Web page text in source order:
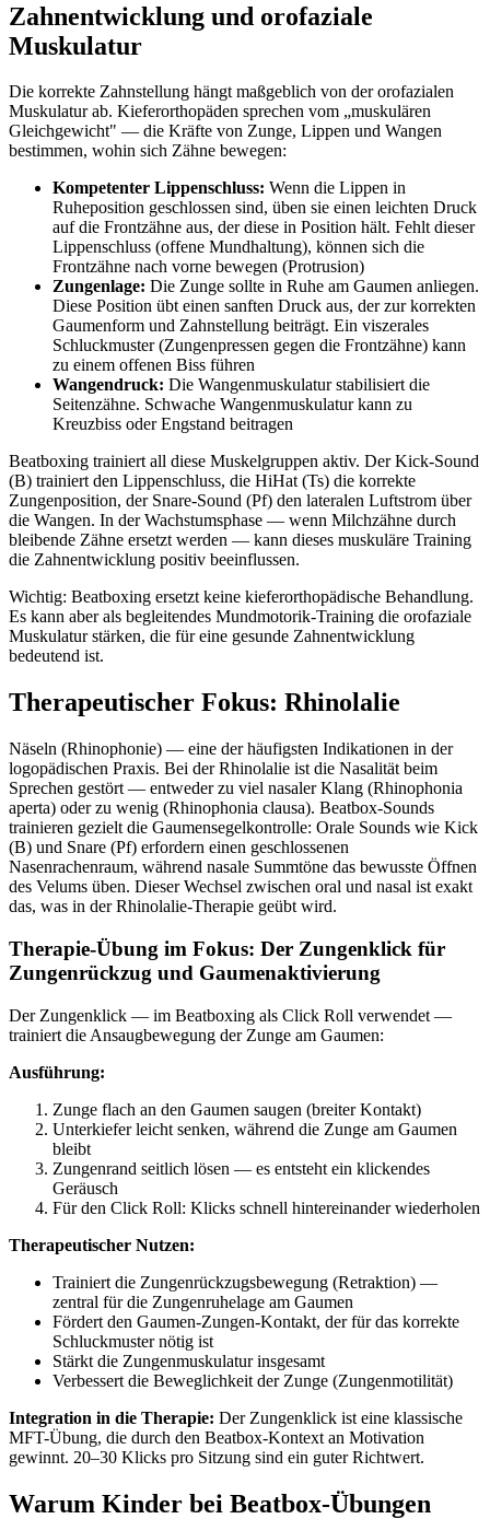
Zahnentwicklung und orofaziale
Muskulatur
Die korrekte Zahnstellung hängt maßgeblich von der orofazialen
Muskulatur ab. Kieferorthopäden sprechen vom „muskulären
Gleichgewicht" — die Kräfte von Zunge, Lippen und Wangen
bestimmen, wohin sich Zähne bewegen:
Kompetenter Lippenschluss: Wenn die Lippen in
Ruheposition geschlossen sind, üben sie einen leichten Druck
auf die Frontzähne aus, der diese in Position hält. Fehlt dieser
Lippenschluss (offene Mundhaltung), können sich die
Frontzähne nach vorne bewegen (Protrusion)
Zungenlage: Die Zunge sollte in Ruhe am Gaumen anliegen.
Diese Position übt einen sanften Druck aus, der zur korrekten
Gaumenform und Zahnstellung beiträgt. Ein viszerales
Schluckmuster (Zungenpressen gegen die Frontzähne) kann
zu einem offenen Biss führen
Wangendruck: Die Wangenmuskulatur stabilisiert die
Seitenzähne. Schwache Wangenmuskulatur kann zu
Kreuzbiss oder Engstand beitragen
Beatboxing trainiert all diese Muskelgruppen aktiv. Der Kick-Sound
(B) trainiert den Lippenschluss, die HiHat (Ts) die korrekte
Zungenposition, der Snare-Sound (Pf) den lateralen Luftstrom über
die Wangen. In der Wachstumsphase — wenn Milchzähne durch
bleibende Zähne ersetzt werden — kann dieses muskuläre Training
die Zahnentwicklung positiv beeinflussen.
Wichtig: Beatboxing ersetzt keine kieferorthopädische Behandlung.
Es kann aber als begleitendes Mundmotorik-Training die orofaziale
Muskulatur stärken, die für eine gesunde Zahnentwicklung
bedeutend ist.
Therapeutischer Fokus: Rhinolalie
Näseln (Rhinophonie) — eine der häufigsten Indikationen in der
logopädischen Praxis. Bei der Rhinolalie ist die Nasalität beim
Sprechen gestört — entweder zu viel nasaler Klang (Rhinophonia
aperta) oder zu wenig (Rhinophonia clausa). Beatbox-Sounds
trainieren gezielt die Gaumensegelkontrolle: Orale Sounds wie Kick
(B) und Snare (Pf) erfordern einen geschlossenen
Nasenrachenraum, während nasale Summtöne das bewusste Öffnen
des Velums üben. Dieser Wechsel zwischen oral und nasal ist exakt
das, was in der Rhinolalie-Therapie geübt wird.
Therapie-Übung im Fokus: Der Zungenklick für
Zungenrückzug und Gaumenaktivierung
Der Zungenklick — im Beatboxing als Click Roll verwendet —
trainiert die Ansaugbewegung der Zunge am Gaumen:
Ausführung:
Zunge flach an den Gaumen saugen (breiter Kontakt)
Unterkiefer leicht senken, während die Zunge am Gaumen
bleibt
Zungenrand seitlich lösen — es entsteht ein klickendes
Geräusch
Für den Click Roll: Klicks schnell hintereinander wiederholen
Therapeutischer Nutzen:
Trainiert die Zungenrückzugsbewegung (Retraktion) —
zentral für die Zungenruhelage am Gaumen
Fördert den Gaumen-Zungen-Kontakt, der für das korrekte
Schluckmuster nötig ist
Stärkt die Zungenmuskulatur insgesamt
Verbessert die Beweglichkeit der Zunge (Zungenmotilität)
Integration in die Therapie: Der Zungenklick ist eine klassische
MFT-Übung, die durch den Beatbox-Kontext an Motivation
gewinnt. 20–30 Klicks pro Sitzung sind ein guter Richtwert.
Warum Kinder bei Beatbox-Übungen